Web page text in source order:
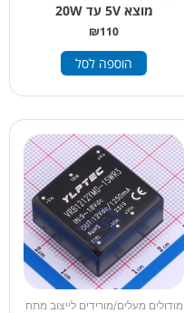
מוצא 5V עד 20W
₪110
הוספה לסל
מודולים מעלים/מורידים לייצוב מתח